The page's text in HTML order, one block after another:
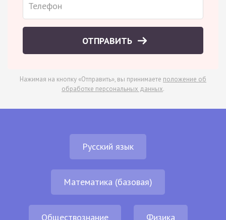
ОТПРАВИТЬ
Нажимая на кнопку «Отправить», вы принимаете положение об
обработке персональных данных.
Русский язык
Математика (базовая)
Обществознание Физика